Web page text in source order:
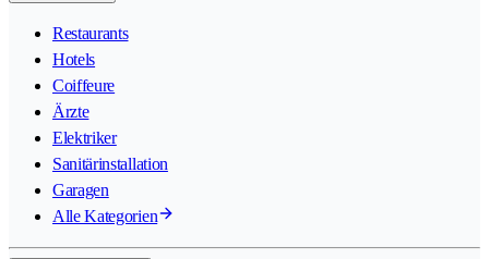
Restaurants
Hotels
Coiffeure
Ärzte
Elektriker
Sanitärinstallation
Garagen
Alle Kategorien